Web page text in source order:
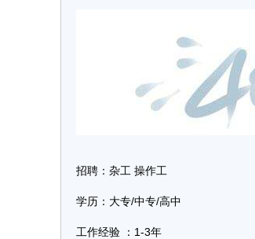
招聘：杂工 操作工
学历：大专/中专/高中
工作经验 ：1-3年